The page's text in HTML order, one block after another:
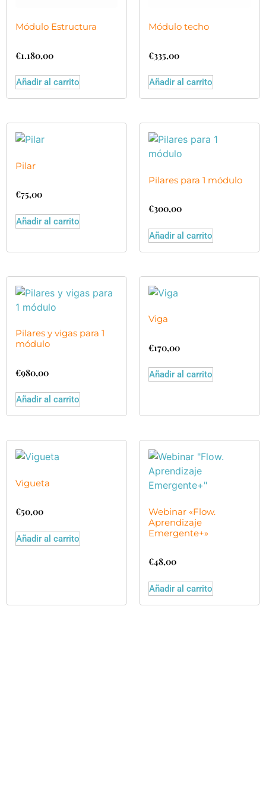
Módulo Estructura
€1.180,00
Añadir al carrito
Módulo techo
€335,00
Añadir al carrito
Pilar
€75,00
Añadir al carrito
Pilares para 1 módulo
€300,00
Añadir al carrito
Pilares y vigas para 1
módulo
€980,00
Añadir al carrito
Viga
€170,00
Añadir al carrito
Vigueta
€50,00
Añadir al carrito
Webinar «Flow.
Aprendizaje
Emergente+»
€48,00
Añadir al carrito